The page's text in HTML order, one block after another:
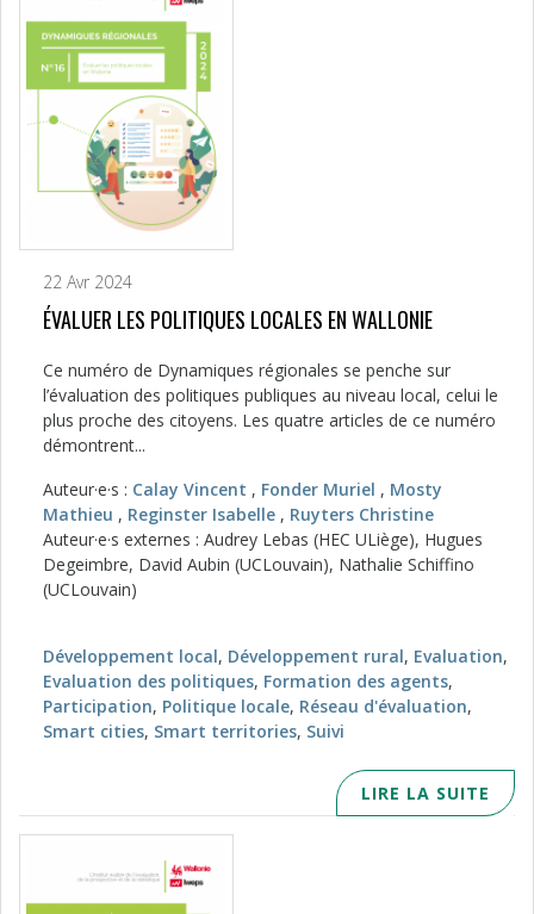
22 Avr 2024
ÉVALUER LES POLITIQUES LOCALES EN WALLONIE
Ce numéro de Dynamiques régionales se penche sur
l’évaluation des politiques publiques au niveau local, celui le
plus proche des citoyens. Les quatre articles de ce numéro
démontrent...
Auteur·e·s : Calay Vincent , Fonder Muriel , Mosty
Mathieu , Reginster Isabelle , Ruyters Christine
Auteur·e·s externes : Audrey Lebas (HEC ULiège), Hugues
Degeimbre, David Aubin (UCLouvain), Nathalie Schiffino
(UCLouvain)
Développement local, Développement rural, Evaluation,
Evaluation des politiques, Formation des agents,
Participation, Politique locale, Réseau d'évaluation,
Smart cities, Smart territories, Suivi
LIRE LA SUITE